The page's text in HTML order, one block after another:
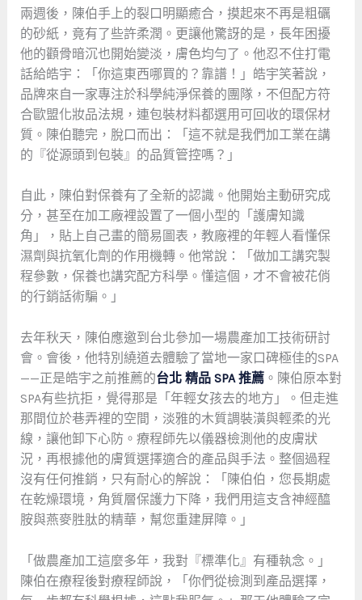
兩週後，陳伯手上的裂口明顯癒合，摸起來不再是粗礪
的砂紙，竟有了些許柔潤。更讓他驚訝的是，長年困擾
他的顴骨暗沉也開始變淡，膚色均勻了。他忍不住打電
話給皓宇：「你這東西哪買的？靠譜！」皓宇笑著說，
品牌來自一家專注於科學純淨保養的團隊，不但配方符
合歐盟化妝品法規，連包裝材料都選用可回收的環保材
質。陳伯聽完，脫口而出：「這不就是我們加工業在講
的『從源頭到包裝』的品質管控嗎？」
自此，陳伯對保養有了全新的認識。他開始主動研究成
分，甚至在加工廠裡設置了一個小型的「護膚知識
角」，貼上自己畫的簡易圖表，教廠裡的年輕人看懂保
濕劑與抗氧化劑的作用機轉。他常說：「做加工講究製
程參數，保養也講究配方科學。懂這個，才不會被花俏
的行銷話術騙。」
去年秋天，陳伯應邀到台北參加一場農產加工技術研討
會。會後，他特別繞道去體驗了當地一家口碑極佳的SPA
——正是皓宇之前推薦的台北 精品 SPA 推薦。陳伯原本對
SPA有些抗拒，覺得那是「年輕女孩去的地方」。但走進
那間位於巷弄裡的空間，淡雅的木質調裝潢與輕柔的光
線，讓他卸下心防。療程師先以儀器檢測他的皮膚狀
況，再根據他的膚質選擇適合的產品與手法。整個過程
沒有任何推銷，只有耐心的解說：「陳伯伯，您長期處
在乾燥環境，角質層保護力下降，我們用這支含神經醯
胺與燕麥胜肽的精華，幫您重建屏障。」
「做農產加工這麼多年，我對『標準化』有種執念。」
陳伯在療程後對療程師說，「你們從檢測到產品選擇，